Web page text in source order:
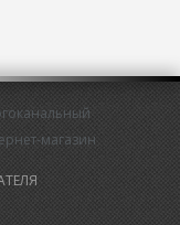
магазин